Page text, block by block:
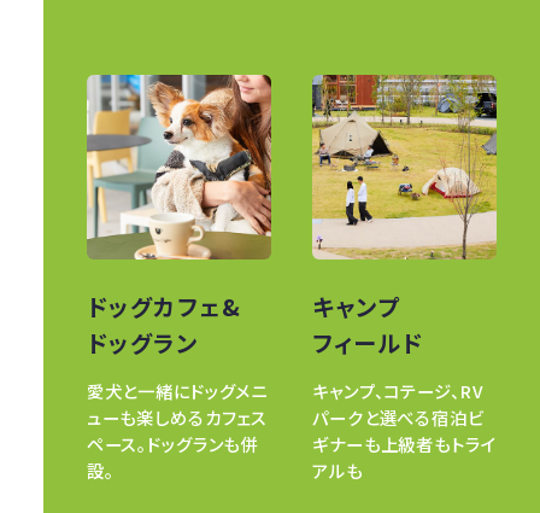
ドッグカフェ&
ドッグラン
愛犬と一緒にドッグメニ
ューも楽しめるカフェス
ペース。ドッグランも併
設。
キャンプ
フィールド
キャンプ、コテージ、RV
パークと選べる宿泊ビ
ギナーも上級者もトライ
アルも